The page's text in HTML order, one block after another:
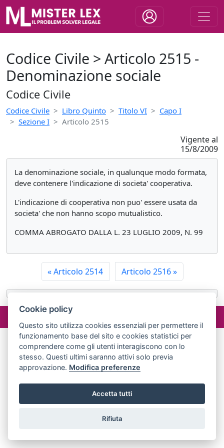
Codice Civile > Articolo 2515 -
Denominazione sociale
Codice Civile
Codice Civile Libro Quinto Titolo VI
Capo I
Sezione I
Articolo 2515
Vigente al
15/8/2009
La denominazione sociale, in qualunque modo formata,
deve contenere l'indicazione di societa' cooperativa.
L'indicazione di cooperativa non puo' essere usata da
societa' che non hanno scopo mutualistico.
COMMA ABROGATO DALLA L. 23 LUGLIO 2009, N. 99
«Articolo 2514 Articolo 2516»
©2024 misterlex.it -
02029690472
Cookie policy
Questo sito utilizza cookies essenziali per permettere il
funzionamento base del sito e cookies statistici per
comprendere come gli utenti interagiscono con lo
stesso. Questi ultimi saranno attivi solo previa
approvazione. Modifica preferenze
Accetta tutti
Rifiuta